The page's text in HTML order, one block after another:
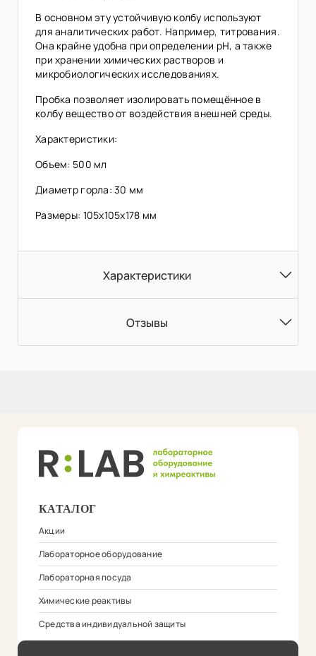
В основном эту устойчивую колбу используют
для аналитических работ. Например, титрования.
Она крайне удобна при определении pH, а также
при хранении химических растворов и
микробиологических исследованиях.
Пробка позволяет изолировать помещённое в
колбу вещество от воздействия внешней среды.
Характеристики:
Объем: 500 мл
Диаметр горла: 30 мм
Размеры: 105х105х178 мм
Характеристики
Отзывы
КАТАЛОГ
Акции
Лабораторное оборудование
Лабораторная посуда
Химические реактивы
Средства индивидуальной защиты